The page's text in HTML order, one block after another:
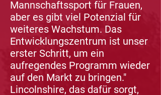
Mannschaftssport für Frauen,
aber es gibt viel Potenzial für
weiteres Wachstum. Das
Entwicklungszentrum ist unser
erster Schritt, um ein
aufregendes Programm wieder
auf den Markt zu bringen."
Lincolnshire, das dafür sorgt,